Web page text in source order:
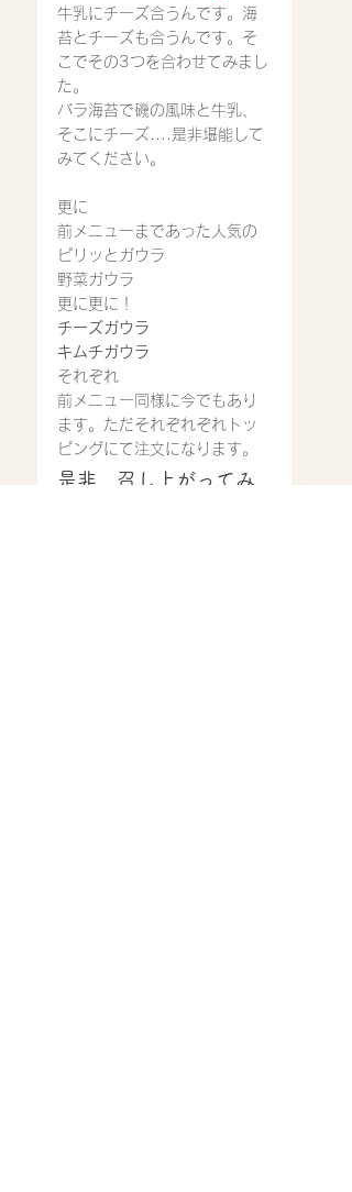
牛乳にチーズ合うんです。海
苔とチーズも合うんです。そ
こでその3つを合わせてみまし
た。
バラ海苔で磯の風味と牛乳、
そこにチーズ....是非堪能して
みてください。
更に
前メニューまであった人気の
ピリッとガウラ
野菜ガウラ
更に更に！
チーズガウラ
キムチガウラ
それぞれ
前メニュー同様に今でもあり
ます。ただそれぞれぞれトッ
ピングにて注文になります。
是非、召し上がってみ